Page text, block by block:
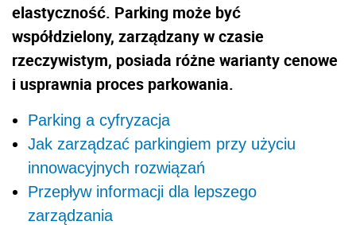
elastyczność. Parking może być
współdzielony, zarządzany w czasie
rzeczywistym, posiada różne warianty cenowe
i usprawnia proces parkowania.
Parking a cyfryzacja
Jak zarządzać parkingiem przy użyciu
innowacyjnych rozwiązań
Przepływ informacji dla lepszego
zarządzania